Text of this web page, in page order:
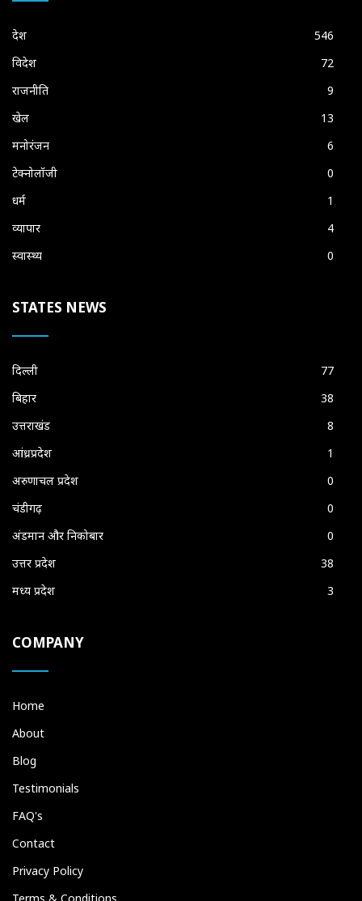
देश
546
विदेश
72
राजनीति
9
खेल
13
मनोरंजन
6
टेक्नोलॉजी
0
धर्म
1
व्यापार
4
स्वास्थ्य
0
STATES NEWS
दिल्ली
77
बिहार
38
उत्तराखंड
8
आंध्रप्रदेश
1
अरुणाचल प्रदेश
0
चंडीगढ़
0
अंडमान और निकोबार
0
उत्तर प्रदेश
38
मध्य प्रदेश
3
COMPANY
Home
About
Blog
Testimonials
FAQ's
Contact
Privacy Policy